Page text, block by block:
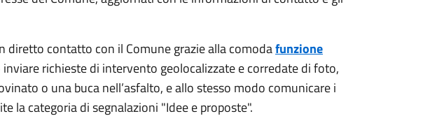
diretto contatto con il Comune grazie alla comodafunzione
inviare richieste di intervento geolocalizzate e corredate di foto,
o una buca nell’asfalto, e allo stesso modo comunicare i
la categoria di segnalazioni "Idee e proposte".